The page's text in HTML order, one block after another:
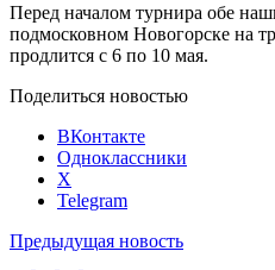
Перед началом турнира обе
подмосковном Новогорске на
продлится с 6 по 10 мая.
Поделиться новостью
ВКонтакте
Одноклассники
X
Telegram
Предыдущая новость